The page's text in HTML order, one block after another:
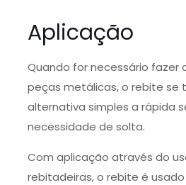
Aplicação
Quando for necessário fazer
peças metálicas, o rebite se
alternativa simples a rápida
necessidade de solta.
Com aplicação através do
rebitadeiras, o rebite é